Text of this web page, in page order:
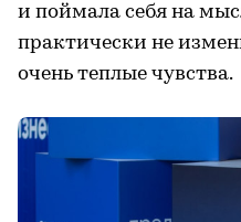
и поймала себя на
практически не
очень теплые чувства.